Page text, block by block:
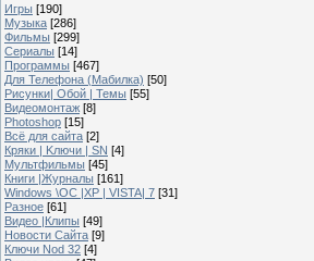
Игры [190]
Музыка [286]
Фильмы [299]
Сериалы [14]
Программы [467]
Для Телефона (Мабилка) [50]
Рисунки| Обой | Темы [55]
Видеомонтаж [8]
Photoshop [15]
Всё для сайта [2]
Кряки | Kлючи | SN [4]
Мультфильмы [45]
Книги |Журналы [161]
Windows \OC |XP | VISTA| 7 [31]
Разное [61]
Видео |Клипы [49]
Новости Сайта [9]
Ключи Nod 32 [4]